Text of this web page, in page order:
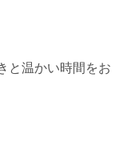
と温かい時間をお